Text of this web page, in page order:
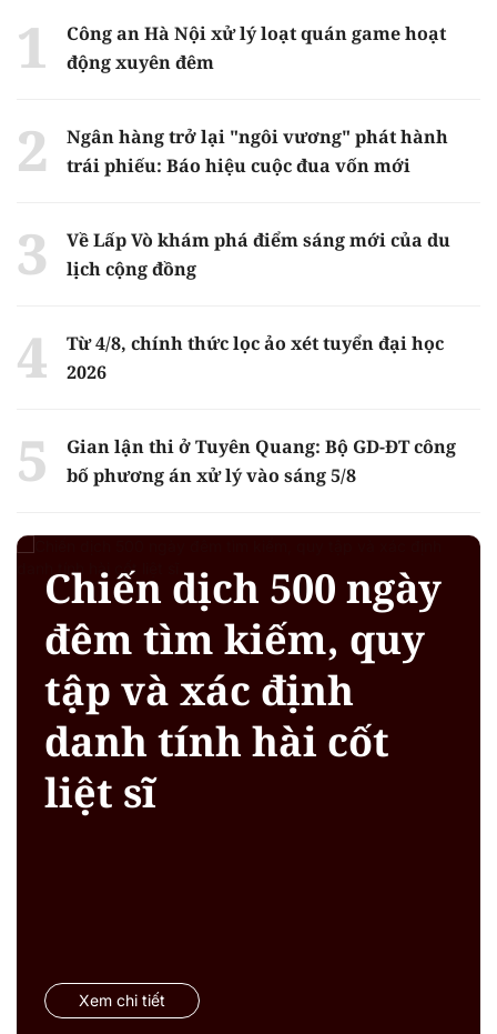
Công an Hà Nội xử lý loạt quán game hoạt
động xuyên đêm
Ngân hàng trở lại "ngôi vương" phát hành
trái phiếu: Báo hiệu cuộc đua vốn mới
Về Lấp Vò khám phá điểm sáng mới của du
lịch cộng đồng
Từ 4/8, chính thức lọc ảo xét tuyển đại học
2026
Gian lận thi ở Tuyên Quang: Bộ GD-ĐT công
bố phương án xử lý vào sáng 5/8
Chiến dịch 500 ngày
đêm tìm kiếm, quy
tập và xác định
danh tính hài cốt
liệt sĩ
Xem chi tiết